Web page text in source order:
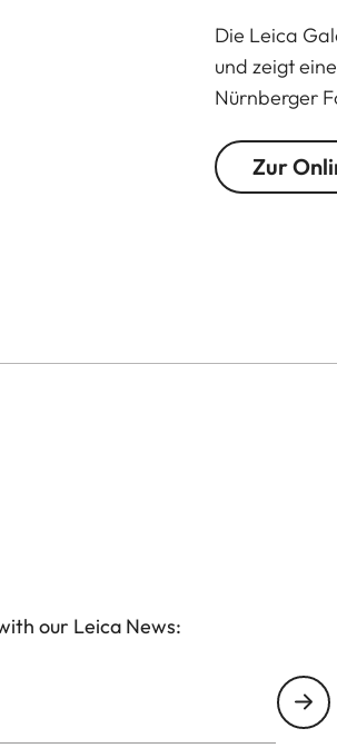
Die Leica
und zeigt
Nürnberger
Zur
our Leica News: